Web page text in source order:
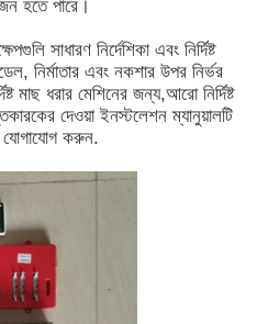
হতে পারে।
সাধারণ নির্দেশিকা এবং নির্দিষ্ট
নির্মাতার এবং নকশার উপর নির্ভর
মাছ ধরার মেশিনের জন্য,আরো নির্দিষ্ট
দেওয়া ইনস্টলেশন ম্যানুয়ালটি
যোগাযোগ করুন.